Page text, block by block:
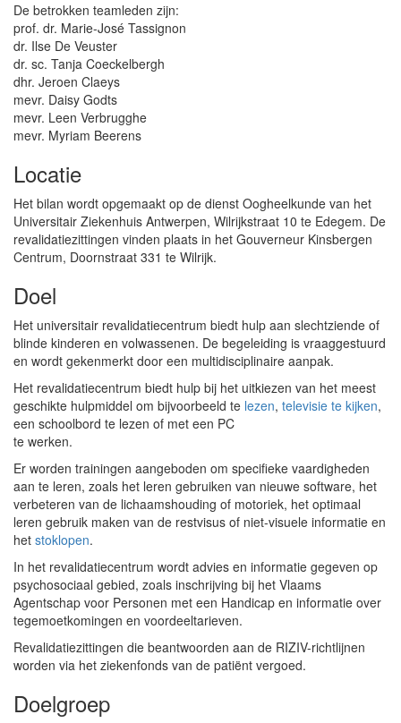
De betrokken teamleden zijn:
prof. dr. Marie-José Tassignon
dr. Ilse De Veuster
dr. sc. Tanja Coeckelbergh
dhr. Jeroen Claeys
mevr. Daisy Godts
mevr. Leen Verbrugghe
mevr. Myriam Beerens
Locatie
Het bilan wordt opgemaakt op de dienst Oogheelkunde van het
Universitair Ziekenhuis Antwerpen, Wilrijkstraat 10 te Edegem. De
revalidatiezittingen vinden plaats in het Gouverneur Kinsbergen
Centrum, Doornstraat 331 te Wilrijk.
Doel
Het universitair revalidatiecentrum biedt hulp aan slechtziende of
blinde kinderen en volwassenen. De begeleiding is vraaggestuurd
en wordt gekenmerkt door een multidisciplinaire aanpak.
Het revalidatiecentrum biedt hulp bij het uitkiezen van het meest
geschikte hulpmiddel om bijvoorbeeld te lezen, televisie te kijken,
een schoolbord te lezen of met een PC
te werken.
Er worden trainingen aangeboden om specifieke vaardigheden
aan te leren, zoals het leren gebruiken van nieuwe software, het
verbeteren van de lichaamshouding of motoriek, het optimaal
leren gebruik maken van de restvisus of niet-visuele informatie en
het stoklopen.
In het revalidatiecentrum wordt advies en informatie gegeven op
psychosociaal gebied, zoals inschrijving bij het Vlaams
Agentschap voor Personen met een Handicap en informatie over
tegemoetkomingen en voordeeltarieven.
Revalidatiezittingen die beantwoorden aan de RIZIV-richtlijnen
worden via het ziekenfonds van de patiënt vergoed.
Doelgroep